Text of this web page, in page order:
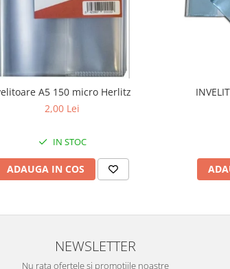
A5 150 micro Herlitz
2,00 Lei
IN STOC
ADAUGA IN COS
NEWSLETTER
Nu rata ofertele si promotiile noastre